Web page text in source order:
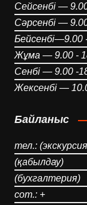
Сейсенбі —
Сәрсенбі —
Бейсенбі—9.00
Жұма — 9.00 -
Сенбі — 9.00 -
Жексенбі —
Байланыс
тел.:
(қабылдау)
(бухгалтерия)
сот.: +